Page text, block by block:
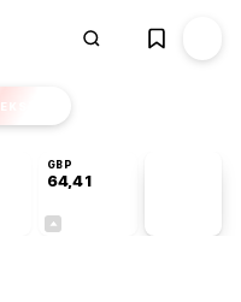
EKSTRA
GBP
64,41